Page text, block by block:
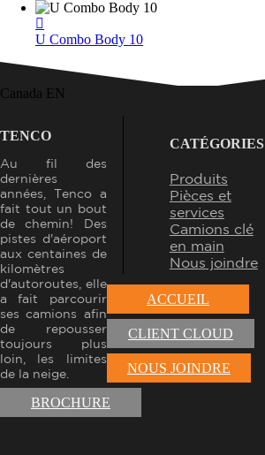
U Combo Body 10
Canada EN
TENCO
Au fil des
dernières
années, Tenco a
fait tout un bout
de chemin! Des
pistes d'aéroport
aux centaines de
kilomètres
d'autoroutes, elle
a fait parcourir
ses camions afin
de repousser
toujours plus
loin, les limites
de la neige.
CATÉGORIES
Produits
Pièces et
services
Camions clé
en main
Nous joindre
ACCUEIL
CLIENT CLOUD
NOUS JOINDRE
BROCHURE